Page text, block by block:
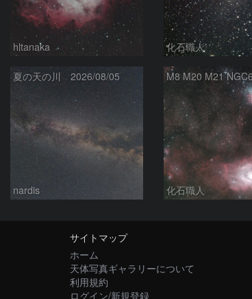
hltanaka 化石職人
夏の天の川 2026/08/05
nardis 化石職人
サイトマップ
ホーム
天体写真ギャラリーについて
利用規約
ログイン/新規登録